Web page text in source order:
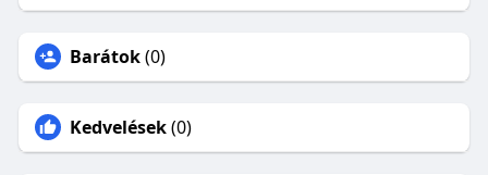
Barátok(0)
Kedvelések(0)